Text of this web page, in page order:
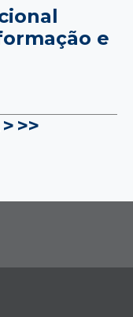
e
> >>